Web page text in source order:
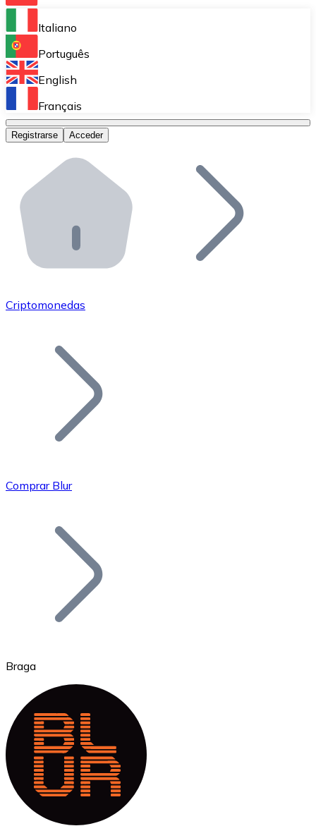
Bitnovo Ramp
Integra nuestra solución en tu plataforma.
Bitnovo Giftcards
Bitnovo OTC
Bitnovo ATM
Integra un ATM Bitnovo en tu negocio y permite que
Bitnovo API
Integra nuestra API en tu ecosistema.
Únete a nuestra red de distribuidores.
Añade tu proyecto a nuestro ecosistema.
Bitcoin
Ethereum
ETH
Italiano
Português
English
Français
Registrarse Acceder
Criptomonedas
Comprar Blur
Braga